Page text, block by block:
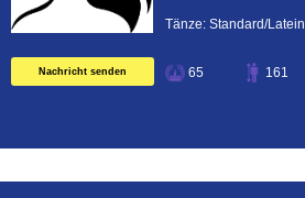
Tänze: Standard/Latein
Nachricht senden 65 161